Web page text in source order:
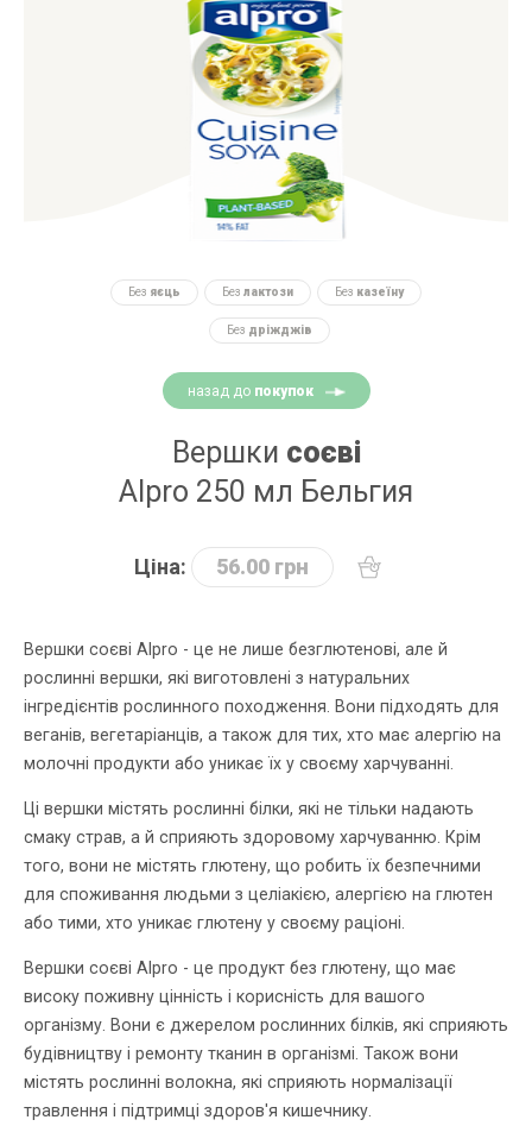
Без яєць Без лактози Без казеїну
Без дріжджів
назад до покупок
Вершки соєві
Alpro 250 мл Бельгия
Ціна: 56.00 грн
Вершки соєві Alpro - це не лише безглютенові, але й
рослинні вершки, які виготовлені з натуральних
інгредієнтів рослинного походження. Вони підходять для
веганів, вегетаріанців, а також для тих, хто має алергію на
молочні продукти або уникає їх у своєму харчуванні.
Ці вершки містять рослинні білки, які не тільки надають
смаку страв, а й сприяють здоровому харчуванню. Крім
того, вони не містять глютену, що робить їх безпечними
для споживання людьми з целіакією, алергією на глютен
або тими, хто уникає глютену у своєму раціоні.
Вершки соєві Alpro - це продукт без глютену, що має
високу поживну цінність і корисність для вашого
організму. Вони є джерелом рослинних білків, які сприяють
будівництву і ремонту тканин в організмі. Також вони
містять рослинні волокна, які сприяють нормалізації
травлення і підтримці здоров'я кишечнику.